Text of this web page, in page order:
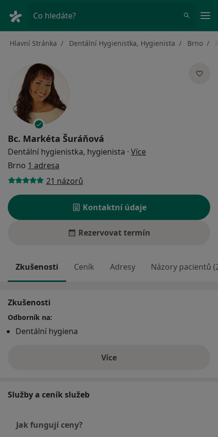
Co hledáte?
Hlavní Stránka Dentální Hygienistka, Hygienista Brno
Bc. Markéta Šuráňová
Dentální hygienistka, hygienista · Více
Brno 1 adresa
21 názorů
Kontaktní údaje
Rezervovat termín
Zkušenosti Ceník Adresy Názory pacientů
Zkušenosti
Odborník na:
Dentální hygiena
Víceo zkušenostech
Služby a ceník služeb
Jak fungují ceny?